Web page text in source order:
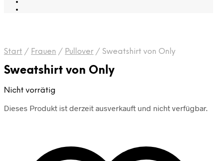
Start / Frauen / Pullover / Sweatshirt von Only
Sweatshirt von Only
Nicht vorrätig
Dieses Produkt ist derzeit ausverkauft und nicht verfügbar.